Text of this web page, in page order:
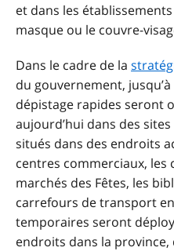
et dans les
masque ou le couvre-
Dans le cadre de la
du gouvernement,
dépistage rapides seront
aujourd’hui dans des
situés dans des endroits
centres commerciaux, les
marchés des Fêtes, les
carrefours de transport
temporaires seront
endroits dans la